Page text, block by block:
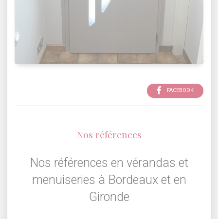
FACEBOOK
Nos références
Nos références en vérandas et
menuiseries à Bordeaux et en
Gironde